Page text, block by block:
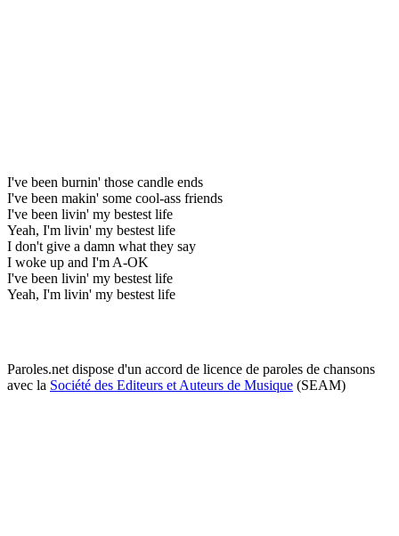
I've been burnin' those candle ends
I've been makin' some cool-ass friends
I've been livin' my bestest life
Yeah, I'm livin' my bestest life
I don't give a damn what they say
I woke up and I'm A-OK
I've been livin' my bestest life
Yeah, I'm livin' my bestest life
Paroles.net dispose d'un accord de licence de paroles de chansons
avec la Société des Editeurs et Auteurs de Musique (SEAM)